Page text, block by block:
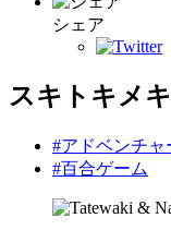
シェア
スキトキメ
#アドベンチャ
#百合ゲーム